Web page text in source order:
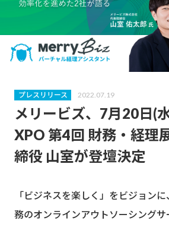
プレスリリース 2022.07.19
メリービズ、7月20日(
XPO 第4回 財務・経理
締役 山室が登壇決定
「ビジネスを楽しく」をビジョン
務のオンラインアウトソーシング